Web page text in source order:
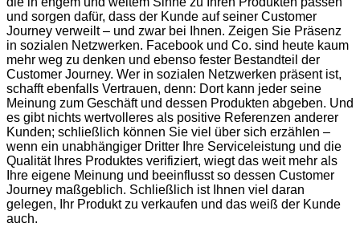
und sorgen dafür, dass der Kunde auf seiner Customer
Journey verweilt – und zwar bei Ihnen. Zeigen Sie Präsenz
in sozialen Netzwerken. Facebook und Co. sind heute kaum
mehr weg zu denken und ebenso fester Bestandteil der
Customer Journey. Wer in sozialen Netzwerken präsent ist,
schafft ebenfalls Vertrauen, denn: Dort kann jeder seine
Meinung zum Geschäft und dessen Produkten abgeben. Und
es gibt nichts wertvolleres als positive Referenzen anderer
Kunden; schließlich können Sie viel über sich erzählen –
wenn ein unabhängiger Dritter Ihre Serviceleistung und die
Qualität Ihres Produktes verifiziert, wiegt das weit mehr als
Ihre eigene Meinung und beeinflusst so dessen Customer
Journey maßgeblich. Schließlich ist Ihnen viel daran
gelegen, Ihr Produkt zu verkaufen und das weiß der Kunde
auch.